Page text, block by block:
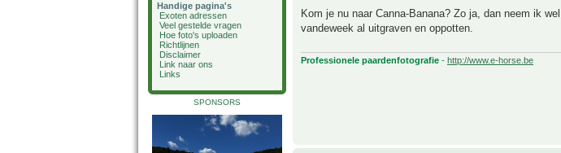
Handige pagina's
Exoten adressen
Veel gestelde vragen
Hoe foto's uploaden
Richtlijnen
Disclaimer
Link naar ons
Links
SPONSORS
Kom je nu naar Canna-Banana? Zo ja, dan neem ik
vandeweek al uitgraven en oppotten.
Professionele paardenfotografie - http://www.e-horse.be